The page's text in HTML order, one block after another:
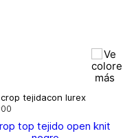
tejidacon lurex